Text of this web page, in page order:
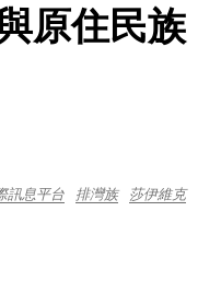
原住民族
訊息平台 排灣族 莎伊維克